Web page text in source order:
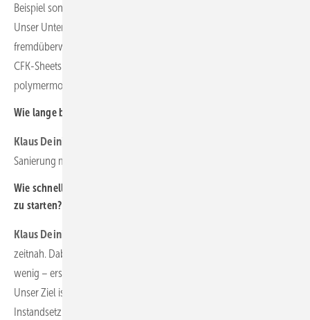
Beispiel sonst zur Verstärkung runder Brückenträger zum Einsatz.
Unser Unternehmen ist mit diesen Lösungen zertifiziert und
fremdüberwacht. Vor der Tragwerksverstärkung mit eben diesen
CFK-Sheets werden Betonausbruchsstellen klassisch mit
polymermodifizierten Betonersatzsystemen reprofiliert.
Wie lange brauchen Sie für eine Sanierung?
Klaus Deininger:
Sanierung mit den CFK-Sheets.
Wie schnell können Sie im Windpark sein, um die Instandsetzung
zu starten?
Klaus Deininger:
zeitnah. Dabei passiert im Winter wegen der Nässe und dem Frost
wenig – erst ab März sind die Arbeiten erfahrungsgemäß möglich.
Unser Ziel ist es, innerhalb eines Monats eine
Instandsetzungsmaßnahme auszuführen.